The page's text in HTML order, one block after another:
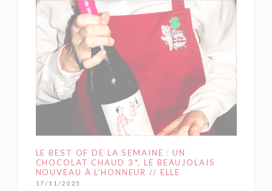
LE BEST OF DE LA SEMAINE : UN
CHOCOLAT CHAUD 3*, LE BEAUJOLAIS
NOUVEAU À L'HONNEUR // ELLE
17/11/2025